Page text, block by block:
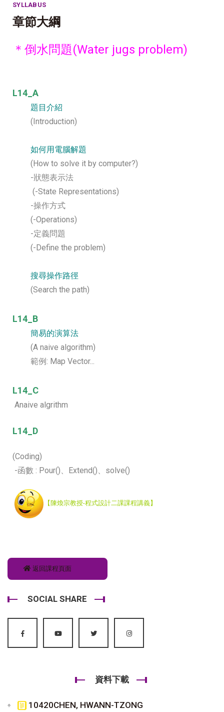
SYLLABUS
章節大綱
＊倒水問題(Water jugs problem)
L14_A
題目介紹
(Introduction)
如何用電腦解題
(How to solve it by computer?)
-狀態表示法
(-State Representations)
-操作方式
(-Operations)
-定義問題
(-Define the problem)
搜尋操作路徑
(Search the path)
L14_B
簡易的演算法
(A naive algorithm)
範例: Map Vector...
L14_C
Anaive algrithm
L14_D
(Coding)
-函數 : Pour()、Extend()、solve()
【陳煥宗教授-程式設計二課課程講義】
返回課程頁面
SOCIAL SHARE
資料下載
10420CHEN, HWANN-TZONG